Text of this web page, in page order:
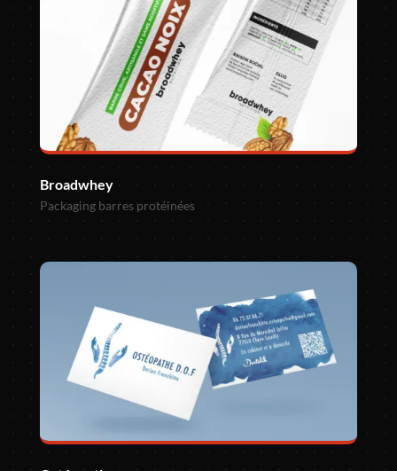
Broadwhey
Packaging barres protéinées